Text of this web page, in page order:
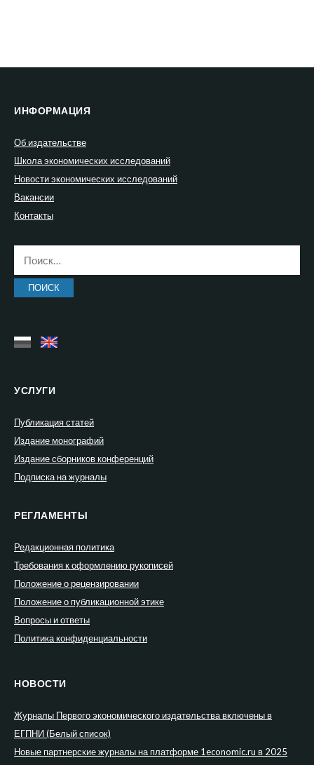
ИНФОРМАЦИЯ
Об издательстве
Школа экономических исследований
Новости экономических исследований
Вакансии
Контакты
УСЛУГИ
Публикация статей
Издание монографий
Издание сборников конференций
Подписка на журналы
РЕГЛАМЕНТЫ
Редакционная политика
Требования к оформлению рукописей
Положение о рецензировании
Положение о публикационной этике
Вопросы и ответы
Политика конфиденциальности
НОВОСТИ
Журналы Первого экономического издательства включены в
ЕГПНИ (Белый список)
Новые партнерские журналы на платформе 1economic.ru в 2025